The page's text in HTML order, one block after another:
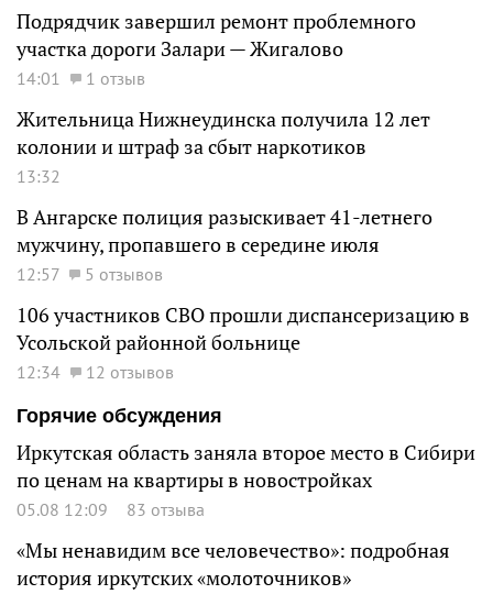
Подрядчик завершил ремонт проблемного
участка дороги Залари — Жигалово
14:01 1 отзыв
Жительница Нижнеудинска получила 12 лет
колонии и штраф за сбыт наркотиков
13:32
В Ангарске полиция разыскивает 41-летнего
мужчину, пропавшего в середине июля
12:57 5 отзывов
106 участников СВО прошли диспансеризацию в
Усольской районной больнице
12:34
12 отзывов
Горячие обсуждения
Иркутская область заняла второе место в Сибири
по ценам на квартиры в новостройках
05.08 12:09 83 отзыва
«Мы ненавидим все человечество»: подробная
история иркутских «молоточников»